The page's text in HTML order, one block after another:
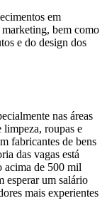
em
bem como
e do design dos
nas áreas
limpeza, roupas e
fabricantes de bens
das vagas está
acima de 500 mil
esperar um salário
mais experientes